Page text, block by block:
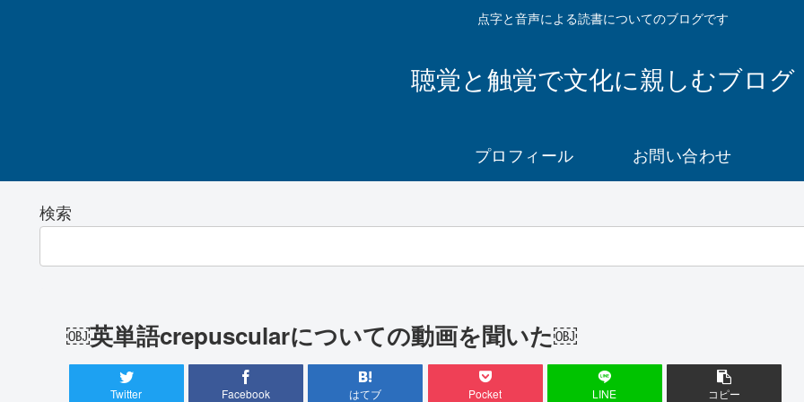
点字と音声による読書についてのブログです
聴覚と触覚で文化に親しむブログ
プロフィール お問い合わせ
検索
￼英単語crepuscularについての動画を聞いた￼
Twitter Facebook はてブ Pocket LINE コピー